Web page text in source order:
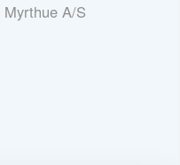
Myrthue A/S